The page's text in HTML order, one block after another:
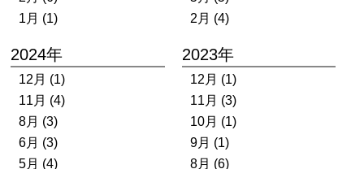
1月 (1)
2月 (4)
2024年
12月 (1)
11月 (4)
8月 (3)
6月 (3)
5月 (4)
2023年
12月 (1)
11月 (3)
10月 (1)
9月 (1)
8月 (6)